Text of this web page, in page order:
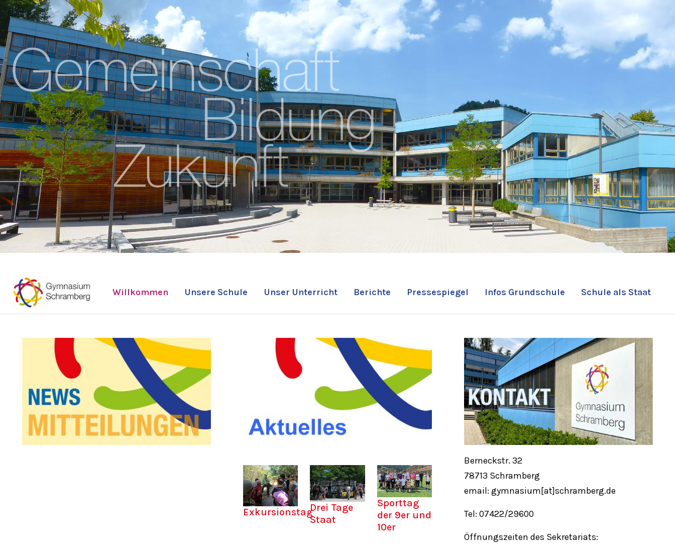
Willkommen Unsere Schule Unser Unterricht Berichte Pressespiegel Infos Grundschule Schule als Staat
ExkursionstagDrei Tage
Staat
Sporttag
der 9er und
10er
Berneckstr. 32
78713 Schramberg
email: gymnasium[at]schramberg.de
Tel: 07422/29600
Öffnungszeiten des Sekretariats: